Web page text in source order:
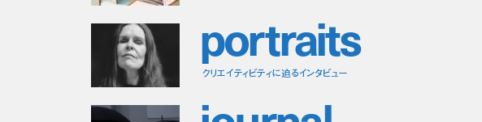
portraits
クリエイティビティに迫るインタビュー